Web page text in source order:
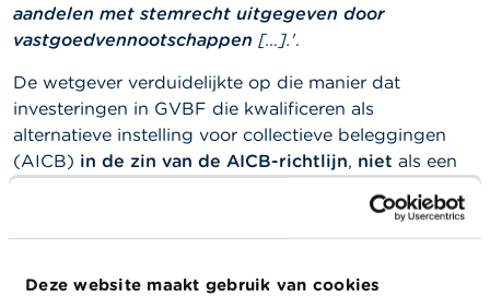
Deze website maakt gebruik van cookies
aandelen met stemrecht uitgegeven door
vastgoedvennootschappen […].'.
De wetgever verduidelijkte op die manier dat
investeringen in GVBF die kwalificeren als
alternatieve instelling voor collectieve beleggingen
(AICB) in de zin van de AICB-richtlijn, niet als een
worden beschouwd, zelfs als de GVV meer dan 25 %
in die AICB aanhoudt. De belegging in een AICB is
operationele activiteit. [5]